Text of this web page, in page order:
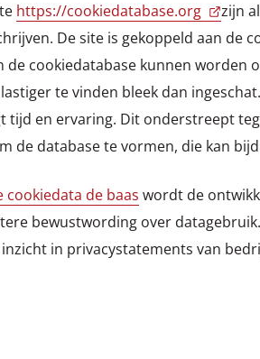
https://cookiedatabase.org
zijn
De site is gekoppeld aan de
de cookiedatabase kunnen worden
te vinden bleek dan
tijd en ervaring. Dit onderstreept
de database te vormen, die kan
cookiedata de baas wordt de
bewustwording over
in privacystatements van